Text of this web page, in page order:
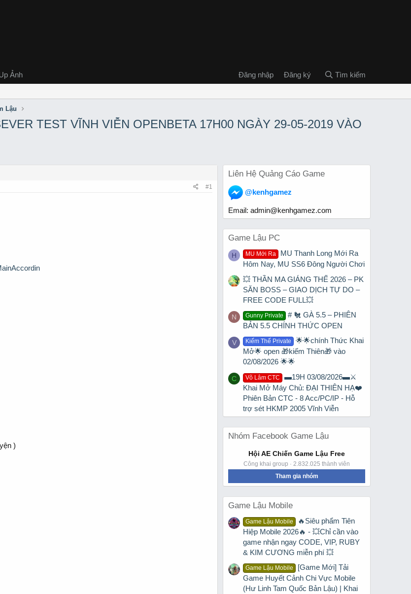
Ảnh Đăng nhập Đăng ký Tìm kiếm
Lậu
TEST VĨNH VIỄN OPENBETA 17H00 NGÀY 29-05-2019 VÀO
#1
)
Liên Hệ Quảng Cáo Game
@kenhgamez
Email: admin@kenhgamez.com
Game Lậu PC
H MU Mới Ra
MU Thanh Long Mới Ra
Hôm Nay, MU SS6 Đông Người Chơi
💥 THẦN MA GIÁNG THẾ 2026 – PK
SĂN BOSS – GIAO DỊCH TỰ DO –
FREE CODE FULL💥
N Gunny Private
# 🐔 GÀ 5.5 – PHIÊN
BẢN 5.5 CHÍNH THỨC OPEN
V Kiếm Thế Private
🌟🌟chính Thức Khai
Mở🌟 open 🎁kiếm Thiên🎁 vào
02/08/2026 🌟🌟
C Võ Lâm CTC
▬19H 03/08/2026▬⚔️
Khai Mở Máy Chủ: ĐẠI THIÊN HẠ❤️
Phiên Bản CTC - 8 Acc/PC/IP - Hỗ
trợ sét HKMP 2005 Vĩnh Viễn
Nhóm Facebook Game Lậu
Hội AE Chiến Game Lậu Free
Công khai group · 2.832.025 thành viên
Tham gia nhóm
Game Lậu Mobile
Game Lậu Mobile
🔥Siêu phẩm Tiên
Hiệp Mobile 2026🔥 - 💥Chỉ cần vào
game nhận ngay CODE, VIP, RUBY
& KIM CƯƠNG miễn phí 💥
Game Lậu Mobile
[Game Mới] Tải
Game Huyết Cảnh Chi Vực Mobile
(Hư Linh Tam Quốc Bản Lậu) | Khai